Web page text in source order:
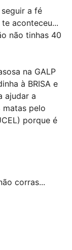
a fé
aconteceu...
não tinhas 40
na GALP
à BRISA e
ajudar a
pelo
porque é
corras...